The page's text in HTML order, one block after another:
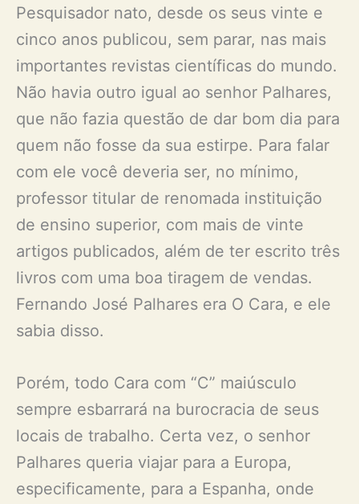
Pesquisador nato, desde os seus vinte e
cinco anos publicou, sem parar, nas mais
importantes revistas científicas do mundo.
Não havia outro igual ao senhor Palhares,
que não fazia questão de dar bom dia para
quem não fosse da sua estirpe. Para falar
com ele você deveria ser, no mínimo,
professor titular de renomada instituição
de ensino superior, com mais de vinte
artigos publicados, além de ter escrito três
livros com uma boa tiragem de vendas.
Fernando José Palhares era O Cara, e ele
sabia disso.
Porém, todo Cara com “C” maiúsculo
sempre esbarrará na burocracia de seus
locais de trabalho. Certa vez, o senhor
Palhares queria viajar para a Europa,
especificamente, para a Espanha, onde